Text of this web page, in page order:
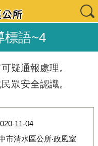
標語~4
疑通報處理。
眾安全認識。
11-04
市清水區公所‧政風室